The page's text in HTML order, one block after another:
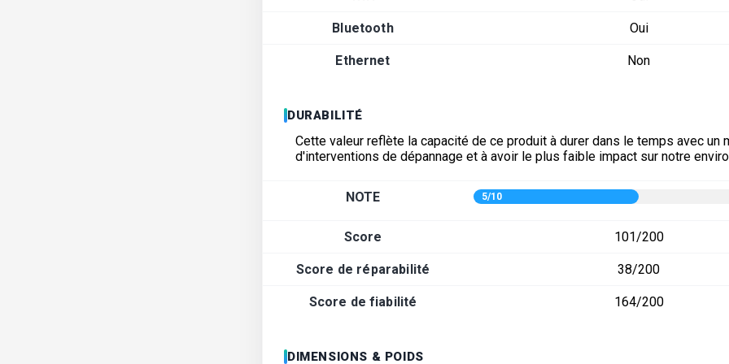
Bluetooth Oui
Ethernet Non
DURABILITÉ
Cette valeur reflète la capacité de ce produit à durer dans le temps avec un
d'interventions de dépannage et à avoir le plus faible impact sur notre
NOTE 5/10
Score 101/200
Score de réparabilité 38/200
Score de fiabilité 164/200
DIMENSIONS & POIDS